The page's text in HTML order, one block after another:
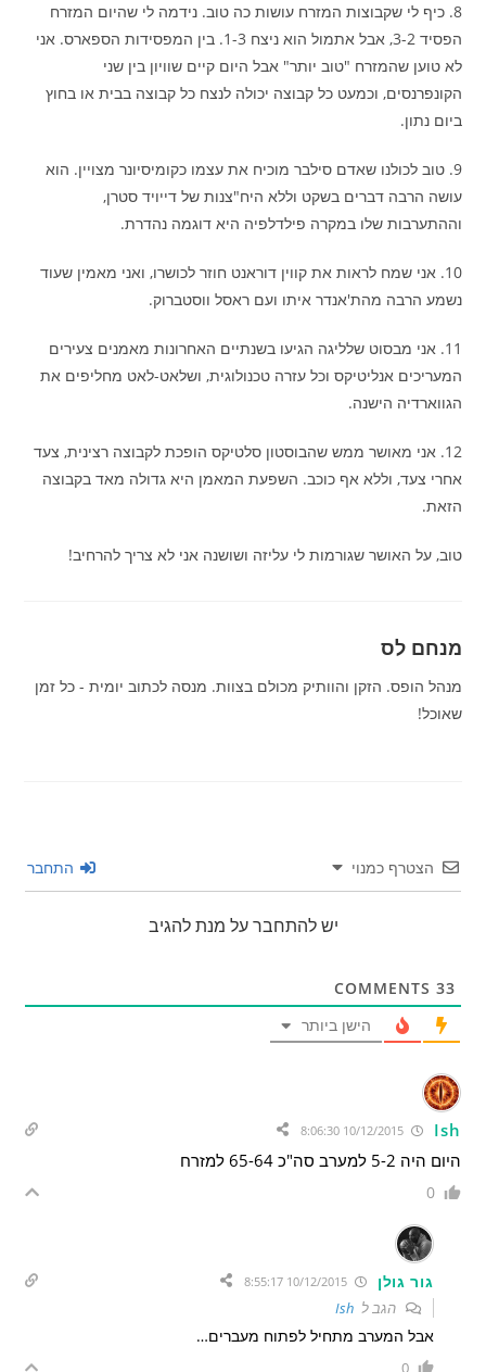
8. כיף לי שקבוצות המזרח עושות כה טוב. נידמה לי שהיום המזרח
הפסיד 3-2, אבל אתמול הוא ניצח 1-3. בין המפסידות הספארס. אני
לא טוען שהמזרח "טוב יותר" אבל היום קיים שוויון בין שני
הקונפרנסים, וכמעט כל קבוצה יכולה לנצח כל קבוצה בבית או בחוץ
ביום נתון.
9. טוב לכולנו שאדם סילבר מוכיח את עצמו כקומיסיונר מצויין. הוא
עושה הרבה דברים בשקט וללא היח"צנות של דייויד סטרן,
וההתערבות שלו במקרה פילדלפיה היא דוגמה נהדרת.
10. אני שמח לראות את קווין דוראנט חוזר לכושרו, ואני מאמין שעוד
נשמע הרבה מהת'אנדר איתו ועם ראסל ווסטברוק.
11. אני מבסוט שלליגה הגיעו בשנתיים האחרונות מאמנים צעירים
המעריכים אנליטיקס וכל עזרה טכנולוגית, ושלאט-לאט מחליפים את
הגווארדיה הישנה.
12. אני מאושר ממש שהבוסטון סלטיקס הופכת לקבוצה רצינית, צעד
אחרי צעד, וללא אף כוכב. השפעת המאמן היא גדולה מאד בקבוצה
הזאת.
טוב, על האושר שגורמות לי עליזה ושושנה אני לא צריך להרחיב!
מנחם לס
מנהל הופס. הזקן והוותיק מכולם בצוות. מנסה לכתוב יומית - כל זמן
שאוכל!
הצטרף כמנוי התחבר
יש להתחבר על מנת להגיב
33
הישן ביותר
Ish
היום היה 5-2 למערב סה"כ 65-64 למזרח
0
גור גולן 10/12/2015 8:55:17
הגב ל Ish
אבל המערב מתחיל לפתוח מעברים…
0